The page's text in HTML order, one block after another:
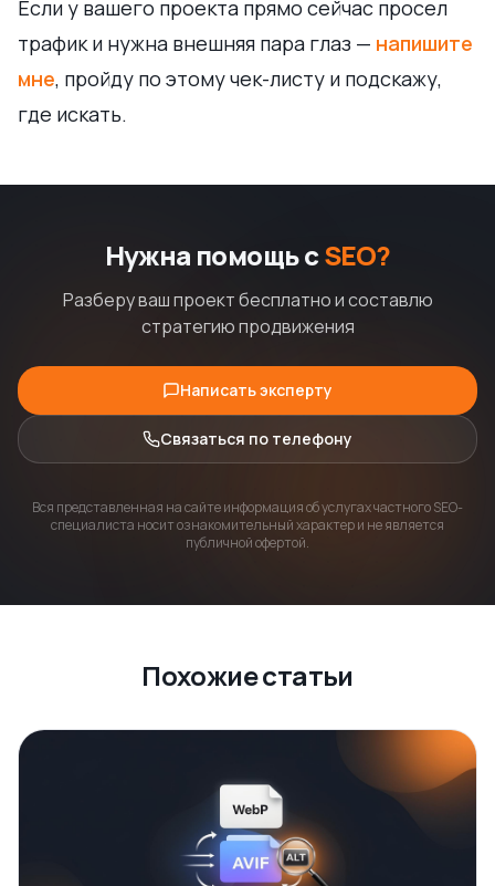
Если у вашего проекта прямо сейчас просел
трафик и нужна внешняя пара глаз — напишите
мне, пройду по этому чек-листу и подскажу,
где искать.
Нужна помощь сSEO?
Разберу ваш проект бесплатно и составлю
стратегию продвижения
Написать эксперту
Связаться по телефону
Вся представленная на сайте информация об услугах частного SEO-
специалиста носит ознакомительный характер и не является
публичной офертой.
Похожие статьи